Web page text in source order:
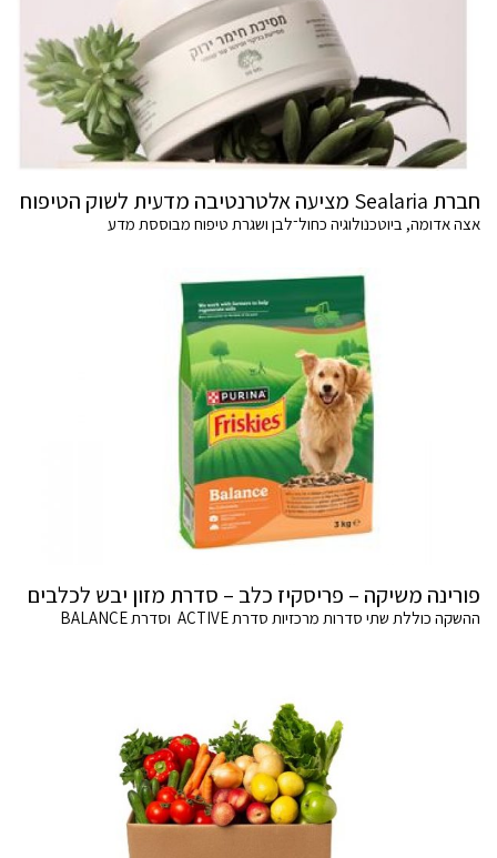
חברת Sealaria מציעה אלטרנטיבה מדעית לשוק הטיפוח
אצה אדומה, ביוטכנולוגיה כחול־לבן ושגרת טיפוח מבוססת מדע
פורינה משיקה – פריסקיז כלב – סדרת מזון יבש לכלבים
ההשקה כוללת שתי סדרות מרכזיות סדרת ACTIVE וסדרת BALANCE